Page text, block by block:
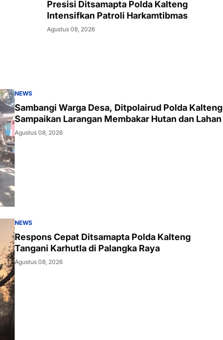
Presisi Ditsamapta Polda Kalteng
Intensifkan Patroli Harkamtibmas
Agustus 08, 2026
NEWS
Sambangi Warga Desa, Ditpolairud Polda Kalteng
Sampaikan Larangan Membakar Hutan dan Lahan
Agustus 08, 2026
NEWS
Respons Cepat Ditsamapta Polda Kalteng
Tangani Karhutla di Palangka Raya
Agustus 08, 2026